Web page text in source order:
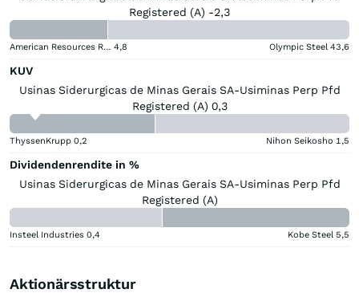
Registered (A) -2,3
American Resources Registered (A) 4,8 Olympic Steel 43,6
KUV
Usinas Siderurgicas de Minas Gerais SA-Usiminas Perp Pfd
Registered (A) 0,3
ThyssenKrupp 0,2 Nihon Seikosho 1,5
Dividendenrendite in %
Usinas Siderurgicas de Minas Gerais SA-Usiminas Perp Pfd
Registered (A)
Insteel Industries 0,4 Kobe Steel 5,5
Aktionärsstruktur